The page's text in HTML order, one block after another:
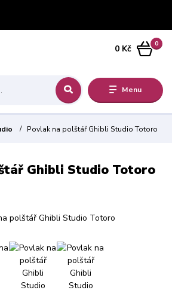
Menu
0
0 Kč
Povlak na polštář Ghibli Studio Totoro
Ghibli Studio Totoro